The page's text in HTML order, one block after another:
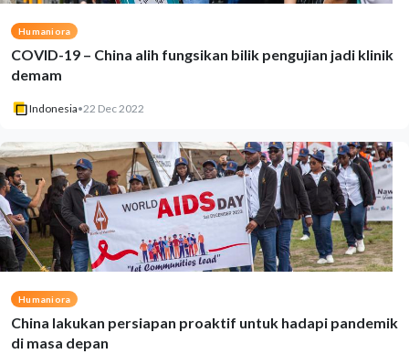
Humaniora
COVID-19 – China alih fungsikan bilik pengujian jadi klinik
demam
Indonesia•22 Dec 2022
Humaniora
China lakukan persiapan proaktif untuk hadapi pandemik
di masa depan